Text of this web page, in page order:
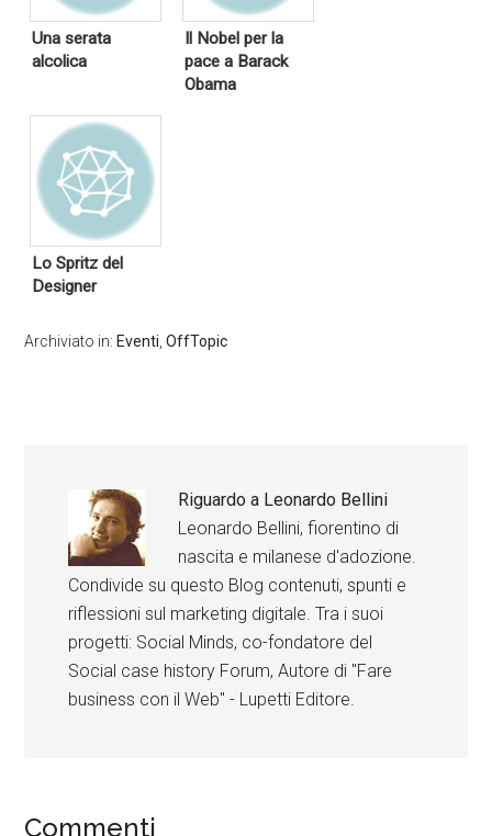
Una serata
alcolica
Il Nobel per la
pace a Barack
Obama
Lo Spritz del
Designer
Archiviato in: Eventi,OffTopic
Riguardo a Leonardo Bellini
Leonardo Bellini, fiorentino di
nascita e milanese d'adozione.
Condivide su questo Blog contenuti, spunti e
riflessioni sul marketing digitale. Tra i suoi
progetti: Social Minds, co-fondatore del
Social case history Forum, Autore di "Fare
business con il Web" - Lupetti Editore.
Commenti